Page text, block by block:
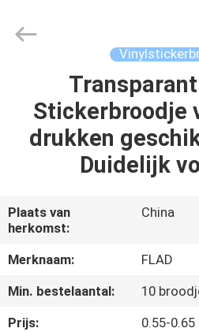
PRODUCTEN
ONS
FABRIEKSTOCHT
Co.,Ltd.
Stickerbroodje
drukken
Duidelijk
Plaats van
herkomst:
China
Merknaam:
FLAD
Min. bestelaantal:
10
Prijs:
0.55-